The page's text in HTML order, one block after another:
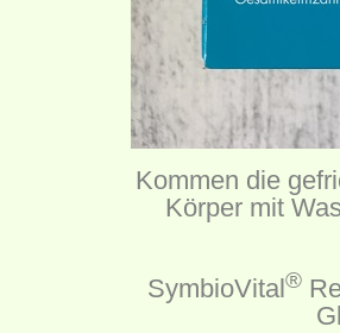
Kommen die
Körper mit
SymbioVital®